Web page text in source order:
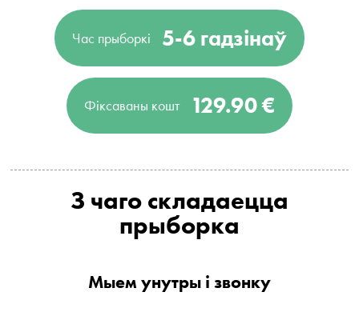
Час прыборкі 5-6 гадзінаў
Фіксаваны кошт 129.90 €
З чаго складаецца
прыборка
Мыем унутры і звонку